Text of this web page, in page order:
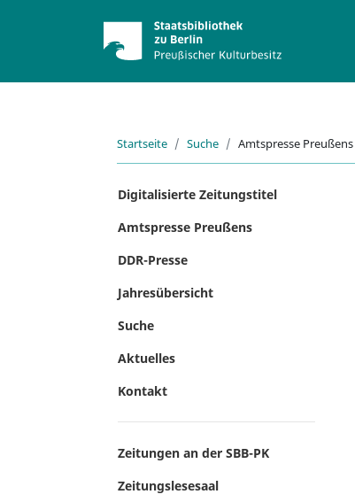
Startseite Suche Amtspresse Preußens
Digitalisierte Zeitungstitel
Amtspresse Preußens
DDR-Presse
Jahresübersicht
Suche
Aktuelles
Kontakt
Zeitungen an der SBB-PK
Zeitungslesesaal